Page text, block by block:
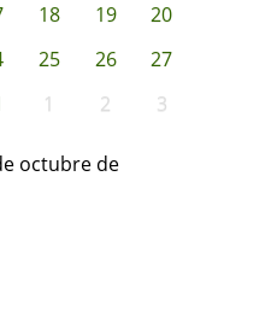
18 19
20
25 26
27
1 2 3
octubre de